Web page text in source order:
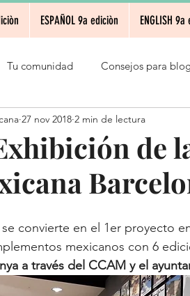
ESPAÑOL 9a ediciòn ENGLISH
Tu comunidad Consejos para
de
27 nov 2018 2 min de lectura
convierte en el 1er proyecto
mexicanos con 6
a través del CCAM y el